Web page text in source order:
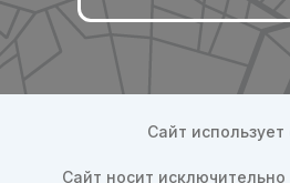
Сайт
Сайт носит